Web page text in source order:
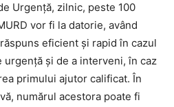
Urgență, zilnic, peste 100
vor fi la datorie, având
eficient și rapid în cazul
și de a interveni, în caz
primului ajutor calificat. În
numărul acestora poate fi